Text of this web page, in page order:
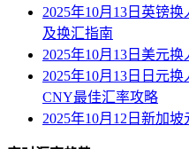
2025年10月13日英镑
及换汇指南
2025年10月13日美元
2025年10月13日日元
CNY最佳汇率攻略
2025年10月12日新加